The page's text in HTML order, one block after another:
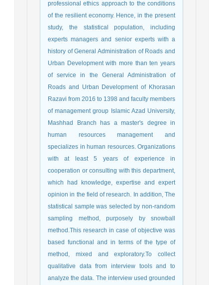
professional ethics approach to the conditions
of the resilient economy. Hence, in the present
study, the statistical population, including
experts managers and senior experts with a
history of General Administration of Roads and
Urban Development with more than ten years
of service in the General Administration of
Roads and Urban Development of Khorasan
Razavi from 2016 to 1398 and faculty members
of management group Islamic Azad University,
Mashhad Branch has a master's degree in
human resources management and
specializes in human resources. Organizations
with at least 5 years of experience in
cooperation or consulting with this department,
which had knowledge, expertise and expert
opinion in the field of research. In addition, The
statistical sample was selected by non-random
sampling method, purposely by snowball
method.This research in case of objective was
based functional and in terms of the type of
method, mixed and exploratory.To collect
qualitative data from interview tools and to
analyze the data. The interview used grounded